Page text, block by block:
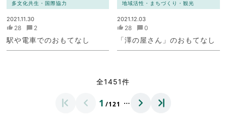
多文化共生・国際協力
2021.11.30
28 2
駅や電車でのおもてなし
地域活性・まちづくり・観光
2021.12.03
28 0
「澤の屋さん」のおもてなし
全1451件
1 /121 …